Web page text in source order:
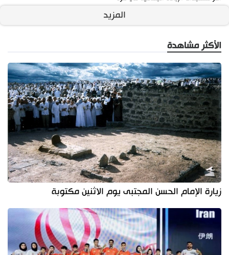
المزيد
الأكثر مشاهدة
زيارة الإمام الحسن المجتبى يوم الاثنين مكتوبة